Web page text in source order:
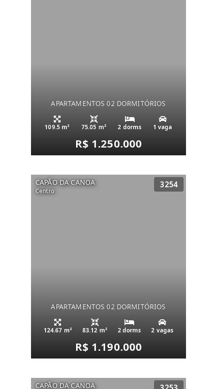
APARTAMENTOS 02 DORMITÓRIOS
109.5 m² 75.05 m² 2 dorms 1 vaga
R$ 1.250.000
CAPÃO DA CANOA
Centro
3254
APARTAMENTOS 02 DORMITÓRIOS
124.67 m² 83.12 m² 2 dorms 2 vagas
R$ 1.190.000
CAPÃO DA CANOA